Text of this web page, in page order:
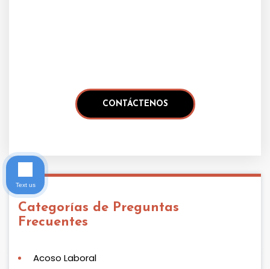
Categorías de Preguntas
Frecuentes
Acoso Laboral
Text us